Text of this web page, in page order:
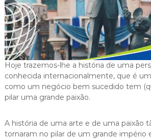
i
g
a
s
Hoje trazemos-lhe a história de uma
conhecida internacionalmente, que é
como um negócio bem sucedido tem
pilar uma grande paixão.
A história de uma arte e de uma paixão
tornaram no pilar de um grande império